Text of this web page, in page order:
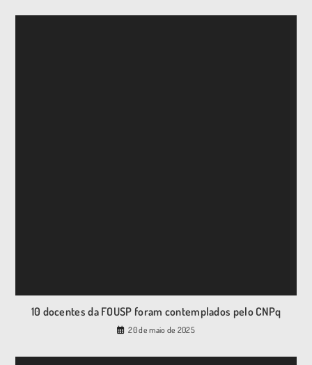
10 docentes da FOUSP foram contemplados pelo CNPq
20 de maio de 2025